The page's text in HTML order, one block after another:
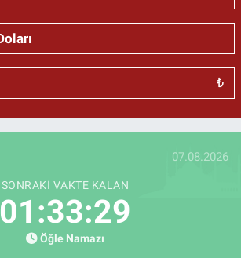
₺
07.08.2026
SONRAKI VAKTE KALAN
01:33:28
Öğle Namazı